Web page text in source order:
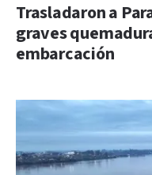
Trasladaron a
graves
embarcación